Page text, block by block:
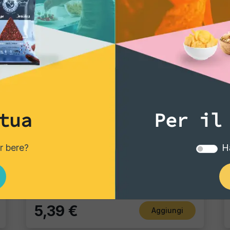
Follie Mexicanos
5,39 € Aggiungi
bere?
Per il